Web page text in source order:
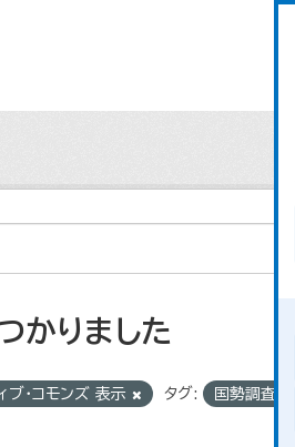
かりました
ブ・コモンズ 表示 タグ: 国勢調査